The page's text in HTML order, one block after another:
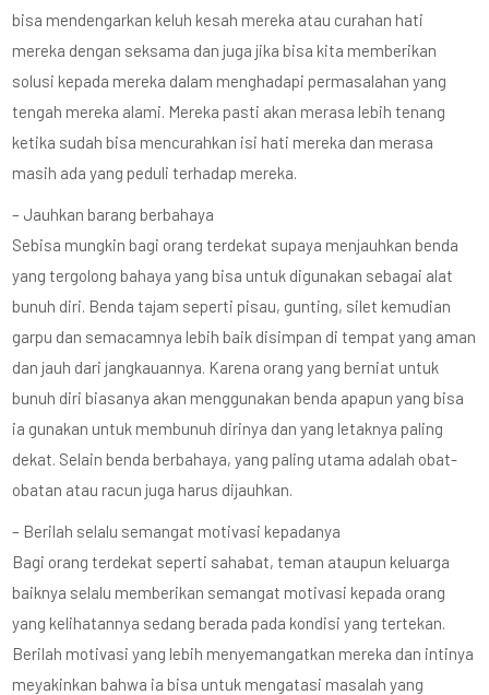
bisa mendengarkan keluh kesah mereka atau curahan hati
mereka dengan seksama dan juga jika bisa kita memberikan
solusi kepada mereka dalam menghadapi permasalahan yang
tengah mereka alami. Mereka pasti akan merasa lebih tenang
ketika sudah bisa mencurahkan isi hati mereka dan merasa
masih ada yang peduli terhadap mereka.
– Jauhkan barang berbahaya
Sebisa mungkin bagi orang terdekat supaya menjauhkan benda
yang tergolong bahaya yang bisa untuk digunakan sebagai alat
bunuh diri. Benda tajam seperti pisau, gunting, silet kemudian
garpu dan semacamnya lebih baik disimpan di tempat yang aman
dan jauh dari jangkauannya. Karena orang yang berniat untuk
bunuh diri biasanya akan menggunakan benda apapun yang bisa
ia gunakan untuk membunuh dirinya dan yang letaknya paling
dekat. Selain benda berbahaya, yang paling utama adalah obat-
obatan atau racun juga harus dijauhkan.
– Berilah selalu semangat motivasi kepadanya
Bagi orang terdekat seperti sahabat, teman ataupun keluarga
baiknya selalu memberikan semangat motivasi kepada orang
yang kelihatannya sedang berada pada kondisi yang tertekan.
Berilah motivasi yang lebih menyemangatkan mereka dan intinya
meyakinkan bahwa ia bisa untuk mengatasi masalah yang